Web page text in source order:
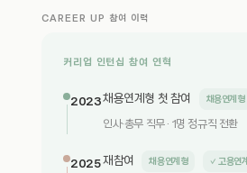
CAREER UP 참여 이력
커리업 인턴십 참여 연혁
2023채용연계형 첫 참여 채용연계형
인사·총무 직무 · 1명 정규직 전환
2025재참여 채용연계형 ✓ 고용연계